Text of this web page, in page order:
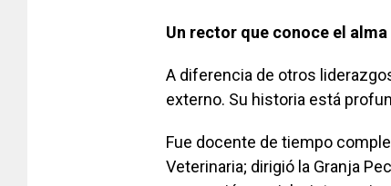
Un rector que conoce el alma
A diferencia de otros
externo. Su historia está
Fue docente de tiempo
Veterinaria; dirigió la Granja